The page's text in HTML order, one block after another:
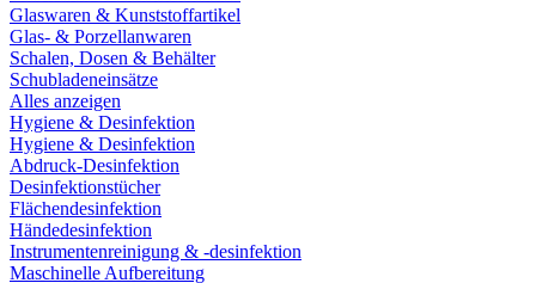
Glaswaren & Kunststoffartikel
Glas- & Porzellanwaren
Schalen, Dosen & Behälter
Schubladeneinsätze
Alles anzeigen
Hygiene & Desinfektion
Hygiene & Desinfektion
Abdruck-Desinfektion
Desinfektionstücher
Flächendesinfektion
Händedesinfektion
Instrumentenreinigung & -desinfektion
Maschinelle Aufbereitung